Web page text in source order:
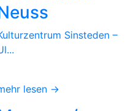
Sinsteden –
lesen →